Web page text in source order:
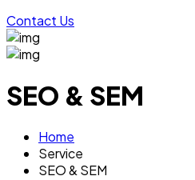
Contact Us
SEO & SEM
Home
Service
SEO & SEM